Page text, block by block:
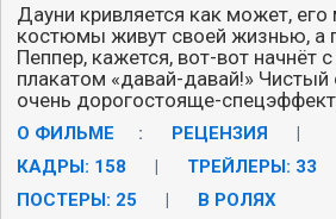
Дауни кривляется как может,
костюмы живут своей жизнью, а
Пеппер, кажется, вот-вот начнёт
плакатом «давай-давай!» Чистый
очень дорогостояще-
О ФИЛЬМЕ : РЕЦЕНЗИЯ
|
КАДРЫ: 158
| ТРЕЙЛЕРЫ: 33
ПОСТЕРЫ: 25
| В РОЛЯХ